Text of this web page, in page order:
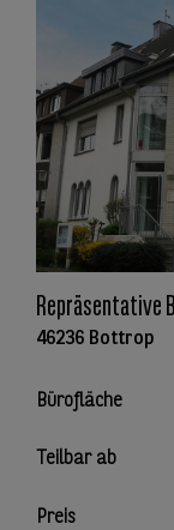
Repräsentative
46236 Bottrop
Bürofläche
Teilbar ab
Preis